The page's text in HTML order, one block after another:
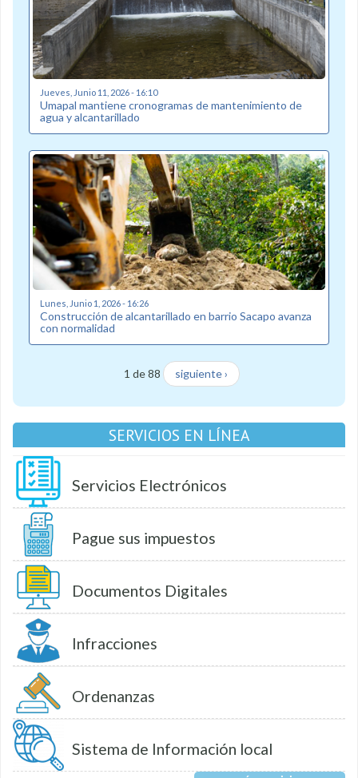
Jueves, Junio 11, 2026 - 16:10
Umapal mantiene cronogramas de mantenimiento de
agua y alcantarillado
Lunes, Junio 1, 2026 - 16:26
Construcción de alcantarillado en barrio Sacapo avanza
con normalidad
1 de 88 siguiente ›
SERVICIOS EN LÍNEA
Servicios Electrónicos
Pague sus impuestos
Documentos Digitales
Infracciones
Ordenanzas
Sistema de Información local